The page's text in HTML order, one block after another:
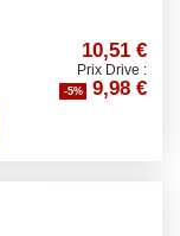
10,51 €
Prix Drive :
-5% 9,98 €